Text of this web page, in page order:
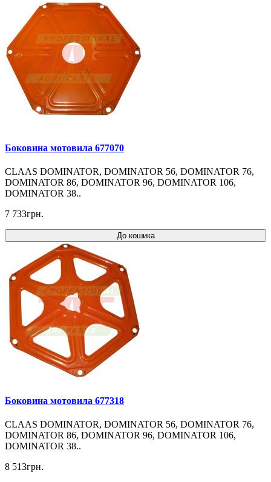
Боковина мотовила 677070
CLAAS DOMINATOR, DOMINATOR 56, DOMINATOR 76,
DOMINATOR 86, DOMINATOR 96, DOMINATOR 106,
DOMINATOR 38..
7 733грн.
До кошика
Боковина мотовила 677318
CLAAS DOMINATOR, DOMINATOR 56, DOMINATOR 76,
DOMINATOR 86, DOMINATOR 96, DOMINATOR 106,
DOMINATOR 38..
8 513грн.